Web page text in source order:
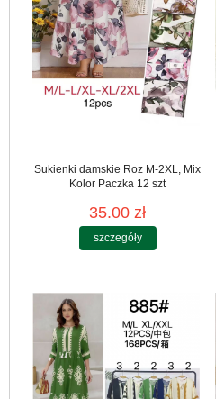
Sukienki damskie Roz M-2XL, Mix
Kolor Paczka 12 szt
35.00 zł
szczegóły